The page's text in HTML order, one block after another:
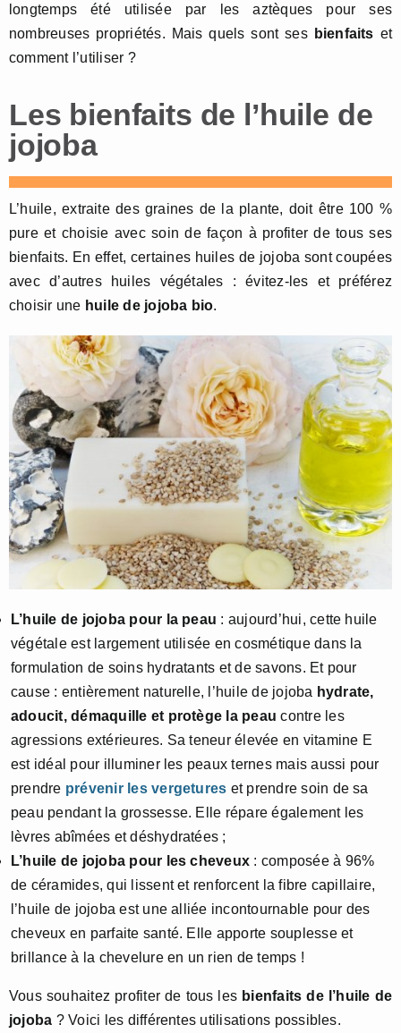
longtemps été utilisée par les aztèques pour ses
nombreuses propriétés. Mais quels sont ses bienfaits et
comment l’utiliser ?
Les bienfaits de l’huile de
jojoba
L’huile, extraite des graines de la plante, doit être 100 %
pure et choisie avec soin de façon à profiter de tous ses
bienfaits. En effet, certaines huiles de jojoba sont coupées
avec d’autres huiles végétales : évitez-les et préférez
choisir une huile de jojoba bio.
L’huile de jojoba pour la peau : aujourd’hui, cette huile
végétale est largement utilisée en cosmétique dans la
formulation de soins hydratants et de savons. Et pour
cause : entièrement naturelle, l’huile de jojoba hydrate,
adoucit, démaquille et protège la peau contre les
agressions extérieures. Sa teneur élevée en vitamine E
est idéal pour illuminer les peaux ternes mais aussi pour
prendre prévenir les vergetures et prendre soin de sa
peau pendant la grossesse. Elle répare également les
lèvres abîmées et déshydratées ;
L’huile de jojoba pour les cheveux : composée à 96%
de céramides, qui lissent et renforcent la fibre capillaire,
l’huile de jojoba est une alliée incontournable pour des
cheveux en parfaite santé. Elle apporte souplesse et
brillance à la chevelure en un rien de temps !
Vous souhaitez profiter de tous les bienfaits de l’huile de
jojoba ? Voici les différentes utilisations possibles.